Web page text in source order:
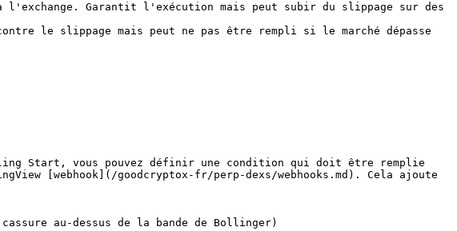
Garantit l'exécution mais peut subir du slippage sur des
le slippage mais peut ne pas être rempli si le marché dépasse
Start, vous pouvez définir une condition qui doit être remplie
[webhook](/goodcryptox-fr/perp-dexs/webhooks.md). Cela ajoute
au-dessus de la bande de Bollinger)